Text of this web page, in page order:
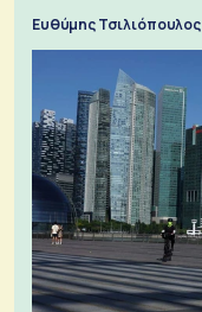
Ευθύμης Τσιλιόπουλος